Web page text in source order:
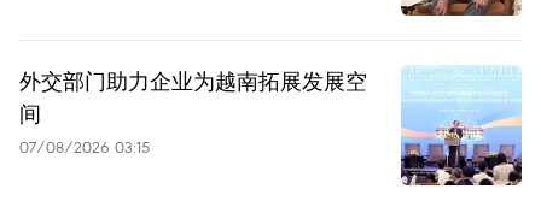
外交部门助力企业为越南拓展发展空
间
07/08/2026 03:15